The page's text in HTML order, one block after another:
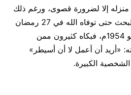
إلا لضرورة قصوى، ورغم ذلك
لم ينقطع عن التأليف والبحث حتى توفاه الله في 27 رمضان
1373 هـ الموافق 30 مايو 1954م، فبكاه كثيرون ممن
«أريد أن أعمل لا أن أسيطر»
الكبيرة.